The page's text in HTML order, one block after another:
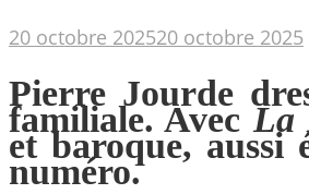
20 octobre 202520 octobre 2025
Pierre Jourde
familiale. Avec La
et baroque, aussi
numéro.